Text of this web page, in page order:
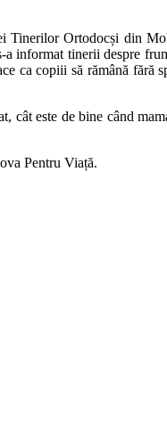
Ortodocși din
informat tinerii despre
ca copiii să rămână fără
este de bine când
Pentru Viață.